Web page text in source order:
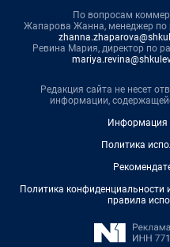
По вопросам
Жапарова Жанна, менеджер по
Ревина Мария, директор по
Редакция сайта не несет
информации,
Информация
Политика
Политика конфиденциальности
правила